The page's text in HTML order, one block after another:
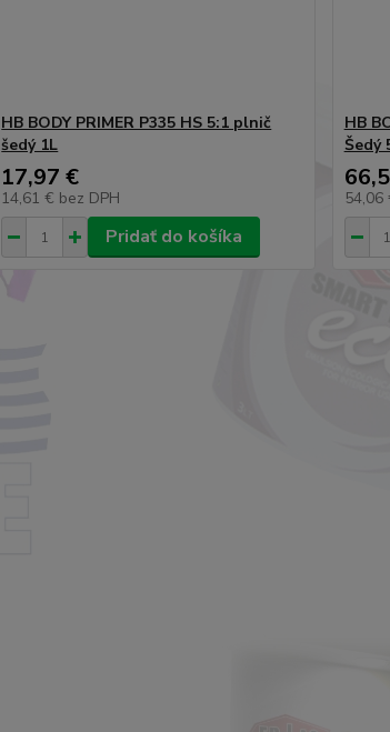
HB BODY PRIMER P335 HS 5:1 plnič
šedý 1L
17,97 €
14,61 € bez DPH
Pridať do košíka
HB
Šedý
54,06